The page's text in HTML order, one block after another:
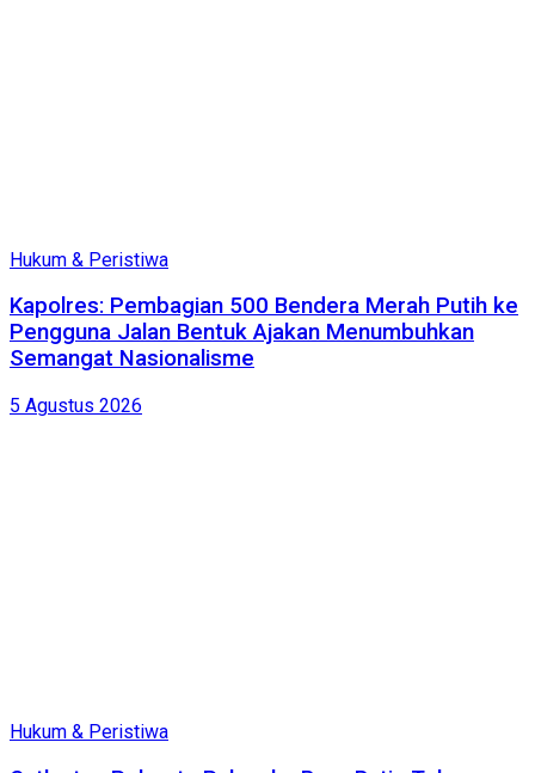
Hukum & Peristiwa
Kapolres: Pembagian 500 Bendera Merah Putih ke
Pengguna Jalan Bentuk Ajakan Menumbuhkan
Semangat Nasionalisme
5 Agustus 2026
Hukum & Peristiwa